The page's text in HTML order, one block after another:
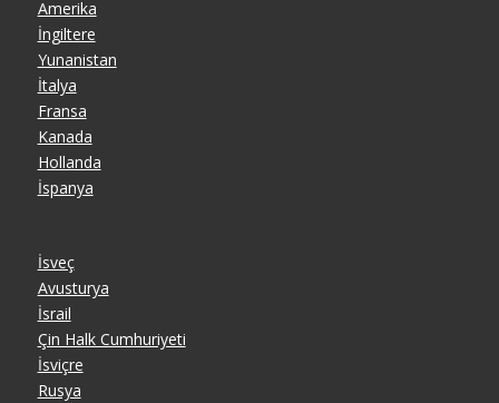
Amerika
İngiltere
Yunanistan
İtalya
Fransa
Kanada
Hollanda
İspanya
İsveç
Avusturya
İsrail
Çin Halk Cumhuriyeti
İsviçre
Rusya